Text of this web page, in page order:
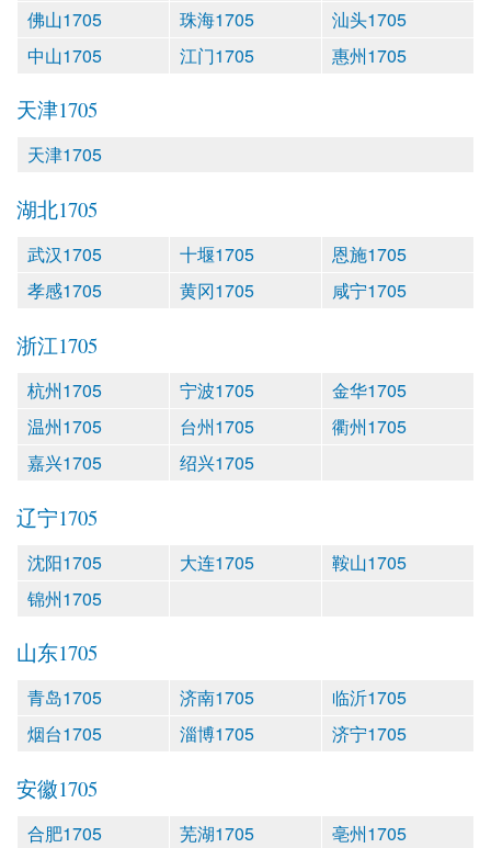
佛山1705
珠海1705
汕头1705
中山1705
江门1705 惠州1705
天津1705
天津1705
湖北1705
武汉1705 十堰1705
恩施1705
孝感1705
黄冈1705 咸宁1705
浙江1705
杭州1705 宁波1705
金华1705
温州1705
台州1705
衢州1705
嘉兴1705
绍兴1705
辽宁1705
沈阳1705 大连1705
鞍山1705
锦州1705
山东1705
青岛1705 济南1705
临沂1705
烟台1705
淄博1705 济宁1705
安徽1705
合肥1705 芜湖1705
亳州1705